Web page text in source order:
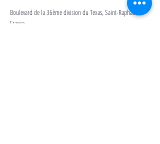
Boulevard de la 36ème division du Texas, Saint-Raphaël,
France